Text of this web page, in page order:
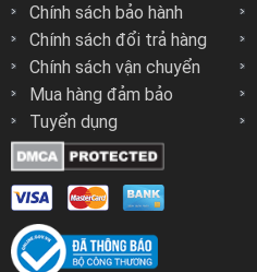
Chính sách bảo hành
Chính sách đổi trả hàng
Chính sách vận chuyển
Mua hàng đảm bảo
Tuyển dụng